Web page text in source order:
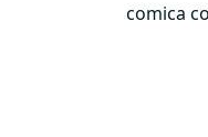
comica